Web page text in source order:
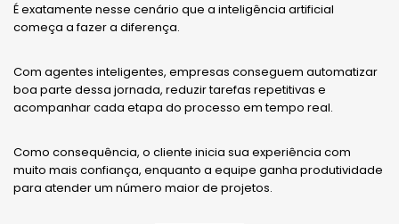
É exatamente nesse cenário que a inteligência artificial
começa a fazer a diferença.
Com agentes inteligentes, empresas conseguem automatizar
boa parte dessa jornada, reduzir tarefas repetitivas e
acompanhar cada etapa do processo em tempo real.
Como consequência, o cliente inicia sua experiência com
muito mais confiança, enquanto a equipe ganha produtividade
para atender um número maior de projetos.